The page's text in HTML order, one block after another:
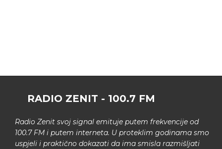
RADIO ZENIT - 100.7 FM
Radio Zenit svoj signal emituje putem frekvencije od
100.7 FM i putem interneta. U proteklim godinama smo
uspjeli i praktično dokazati da ima smisla razmišljati